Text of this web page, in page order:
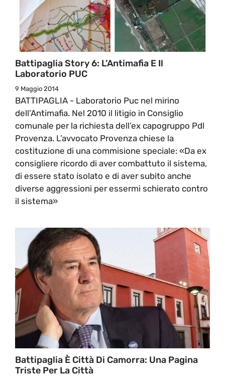
Battipaglia Story 6: L’Antimafia E Il
Laboratorio PUC
9 Maggio 2014
BATTIPAGLIA - Laboratorio Puc nel mirino
dell’Antimafia. Nel 2010 il litigio in Consiglio
comunale per la richiesta dell’ex capogruppo Pdl
Provenza. L’avvocato Provenza chiese la
costituzione di una commisione speciale: «Da ex
consigliere ricordo di aver combattuto il sistema,
di essere stato isolato e di aver subito anche
diverse aggressioni per essermi schierato contro
il sistema»
Battipaglia È Città Di Camorra: Una Pagina
Triste Per La Città